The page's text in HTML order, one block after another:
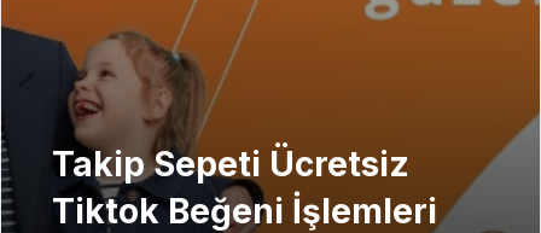
Takip Sepeti Ücretsiz
Tiktok Beğeni İşlemleri